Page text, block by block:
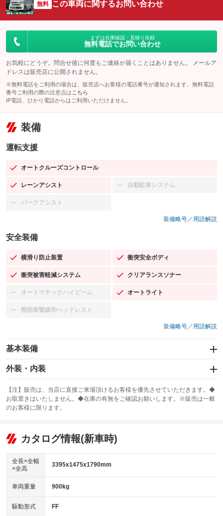
無料 この車両に関するお問い合わせ
まずは在庫確認・見積り依頼
無料電話でお問い合わせ
お気軽にどうぞ。問合せ後に何度もご連絡が届くことはありません。 メールア
ドレスは販売店に公開されません。
※無料電話をご利用の場合は、販売店へお客様の電話番号が通知されます。無料電話
番号ご利用の際の注意点は こちら
IP電話、ひかり電話からはご利用いただけません。
装備
運転支援
オートクルーズコントロール
：装備あり
レーンアシスト
：装備あり 自動駐車システム
：装備なし
パークアシスト
：装備なし
装備略号／用語解説
安全装備
横滑り防止装置
：装備あり 衝突安全ボディ
：装備あり
衝突被害軽減システム
：装備あり クリアランスソナー
：装備あり
オートマチックハイビーム
：装備なし オートライト
：装備あり
頸部衝撃緩和ヘッドレスト
：装備なし
装備略号／用語解説
基本装備
エアバッグ：運転席/助手席
：装備あり
：装備あり
サンルーフ
：装備なし ABS
リフトアップ
：装備なし
：装備なし
パワーウィンドウ
アイドリングストップ
：装備あり
USB入力端子
：装備あり
外装・内装
カーナビ：メモリーナビ他
：装備あり
TV：ワンセグ
：装備あり
ビジュアル：-／DVD再生
：装備あり
アルミホイール
：装備なし
HID(キセノンライト)
【注】販売は、当店に直接ご来場頂けるお客様を優先させていただきます。◆
お取置きはいたしません。◆在庫の有無をご確認お願いします。※販売は一般
のお客様に限ります。
カタログ情報(新車時)
全長×全幅
×全高
3395x1475x1790mm
車両重量 900kg
駆動形式 FF